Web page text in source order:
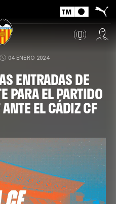
04 ENERO 2024
ENTRADAS DE
PARA EL PARTIDO
EL CÁDIZ CF